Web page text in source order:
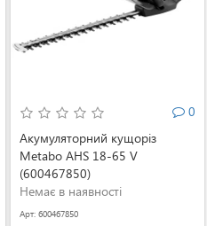
0
Акумуляторний кущоріз
Metabo AHS 18-65 V
(600467850)
Немає в наявності
Арт: 600467850